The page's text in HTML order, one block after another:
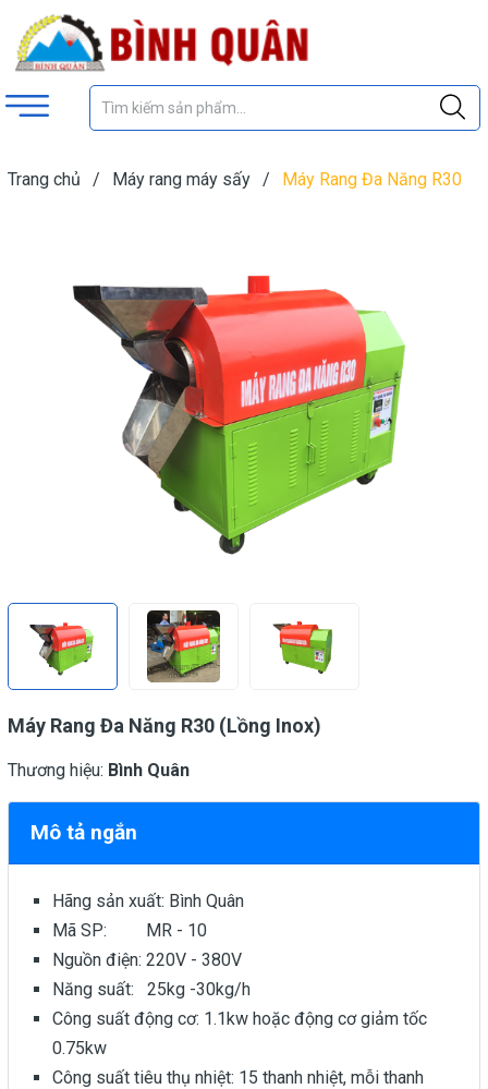
Trang chủ / Máy rang máy sấy /
Máy Rang Đa Năng R30
Máy Rang Đa Năng R30 (Lồng Inox)
Thương hiệu: Bình Quân
Mô tả ngắn
Hãng sản xuất: Bình Quân
Mã SP: MR - 10
Nguồn điện: 220V - 380V
Năng suất: 25kg -30kg/h
Công suất động cơ: 1.1kw hoặc động cơ giảm tốc
0.75kw
Công suất tiêu thụ nhiệt: 15 thanh nhiệt, mỗi thanh